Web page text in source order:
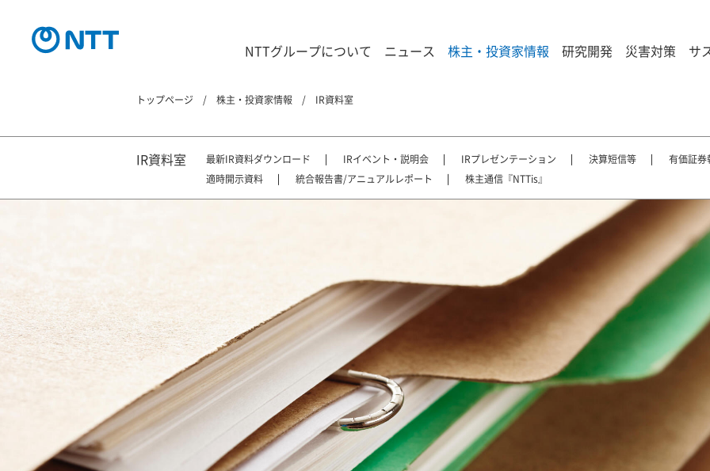
NTTグループについて ニュース 株主・投資家情報 研究開発 災害対策 サ
トップページ 株主・投資家情報 IR資料室
IR資料室 最新IR資料ダウンロード IRイベント・説明会 IRプレゼンテーション 決算短信等
有価証券
適時開示資料
統合報告書/アニュアルレポート 株主通信『NTTis』